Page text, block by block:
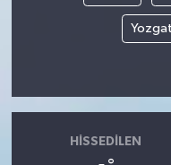
Yozgat
HISSEDILEN